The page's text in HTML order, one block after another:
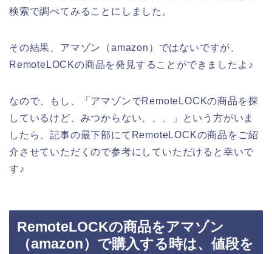
検索で調べてみることにしました。
その結果、アマゾン（amazon）ではないですが、
RemoteLOCKの商品を発見することができましたよ♪
なので、もし、「アマゾンでRemoteLOCKの商品を探
しているけど、みつからない、、、」という方がいま
したら、記事の最下部にてRemoteLOCKの商品をご紹
介させていただくので参考にしていただけると幸いで
す♪
RemoteLOCKの商品をアマゾン
（amazon）で購入する時は、値段を